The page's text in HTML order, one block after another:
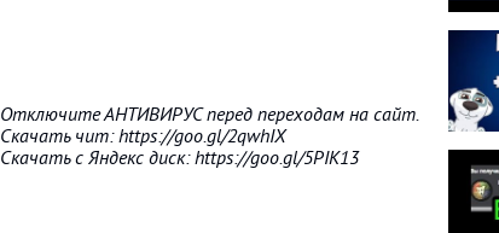
Отключите АНТИВИРУС перед переходам на сайт.
Скачать чит: https://goo.gl/2qwhIX
Скачать с Яндекс диск: https://goo.gl/5PIK13